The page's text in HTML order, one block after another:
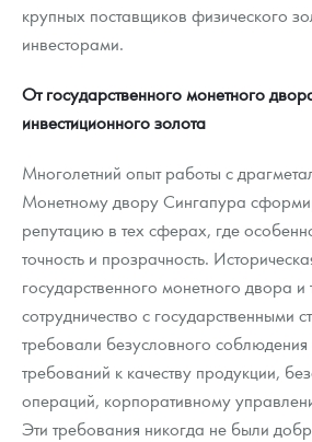
крупных поставщиков физического
инвесторами.
От государственного монетного
инвестиционного золота
Многолетний опыт работы с
Монетному двору Сингапура
репутацию в тех сферах, где
точность и прозрачность.
государственного монетного двора и
сотрудничество с государственными
требовали безусловного соблюдения
требований к качеству продукции,
операций, корпоративному
Эти требования никогда не были